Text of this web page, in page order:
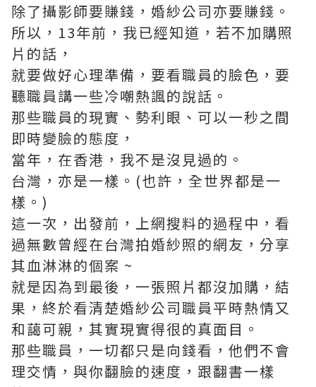
除了攝影師要賺錢，婚紗公司亦要賺錢。
所以，13年前，我已經知道，若不加購照
片的話，
就要做好心理準備，要看職員的臉色，要
聽職員講一些冷嘲熱諷的說話。
那些職員的現實、勢利眼、可以一秒之間
即時變臉的態度，
當年，在香港，我不是沒見過的。
台灣，亦是一樣。(也許，全世界都是一
樣。)
這一次，出發前，上網搜料的過程中，看
過無數曾經在台灣拍婚紗照的網友，分享
其血淋淋的個案 ~
就是因為到最後，一張照片都沒加購，結
果，終於看清楚婚紗公司職員平時熱情又
和藹可親，其實現實得很的真面目。
那些職員，一切都只是向錢看，他們不會
理交情，與你翻臉的速度，跟翻書一樣